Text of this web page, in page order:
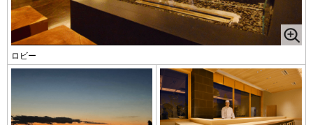
ロビー